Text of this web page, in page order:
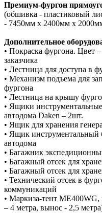
Премиум-фургон
(обшивка - пластиковый
- 7450мм х 2400мм х
Дополнительное
• Покраска фургона. Цвет
заказчика
• Лестница для доступа в
• Механизм подъема для
фургона
• Лестница на крышу
• Ящики
автодома Daken – 2шт.
• Ящик для хранения
• Ящик инструментальный
автодома
• Багажник
• Багажный отсек для
• Багажный отсек для
• Технический отсек в
коммуникаций
• Маркиза-тент ME400WG,
– 4 метра, вынос - 2,5